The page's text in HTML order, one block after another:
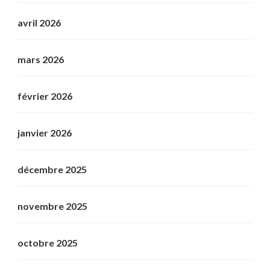
avril 2026
mars 2026
février 2026
janvier 2026
décembre 2025
novembre 2025
octobre 2025